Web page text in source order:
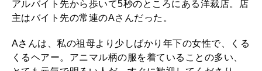
アルバイト先から歩いて5秒のところにある洋裁店。店
主はバイト先の常連のAさんだった。
Aさんは、私の祖母より少しばかり年下の女性で、くる
くるヘアー。アニマル柄の服を着ていることの多い、